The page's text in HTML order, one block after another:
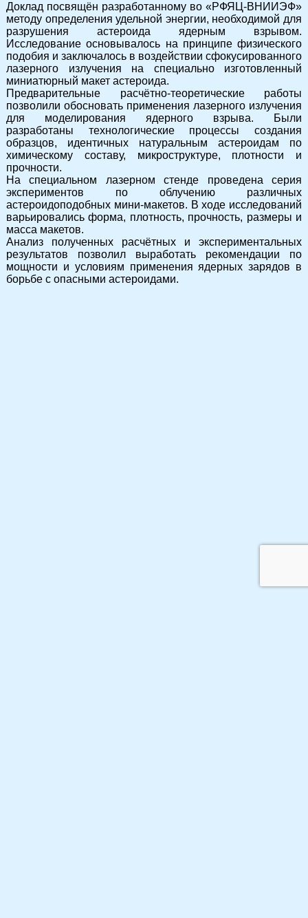
Доклад посвящён разработанному во «РФЯЦ-ВНИИЭФ»
методу определения удельной энергии, необходимой для
разрушения астероида ядерным взрывом.
Исследование основывалось на принципе физического
подобия и заключалось в воздействии сфокусированного
лазерного излучения на специально изготовленный
миниатюрный макет астероида.
Предварительные расчётно-теоретические работы
позволили обосновать применения лазерного излучения
для моделирования ядерного взрыва. Были
разработаны технологические процессы создания
образцов, идентичных натуральным астероидам по
химическому составу, микроструктуре, плотности и
прочности.
На специальном лазерном стенде проведена серия
экспериментов по облучению различных
астероидоподобных мини-макетов. В ходе исследований
варьировались форма, плотность, прочность, размеры и
масса макетов.
Анализ полученных расчётных и экспериментальных
результатов позволил выработать рекомендации по
мощности и условиям применения ядерных зарядов в
борьбе с опасными астероидами.